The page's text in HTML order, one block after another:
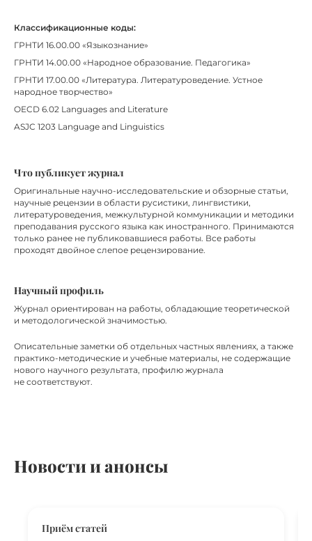
Классификационные коды:
ГРНТИ 16.00.00 «Языкознание»
ГРНТИ 14.00.00 «Народное образование. Педагогика»
ГРНТИ 17.00.00 «Литература. Литературоведение. Устное
народное творчество»
OECD 6.02 Languages and Literature
ASJC 1203 Language and Linguistics
Что публикует журнал
Оригинальные научно-исследовательские и обзорные статьи,
научные рецензии в области русистики, лингвистики,
литературоведения, межкультурной коммуникации и методики
преподавания русского языка как иностранного. Принимаются
только ранее не публиковавшиеся работы. Все работы
проходят двойное слепое рецензирование.
Научный профиль
Журнал ориентирован на работы, обладающие теоретической
и методологической значимостью.
Описательные заметки об отдельных частных явлениях, а также
практико-методические и учебные материалы, не содержащие
нового научного результата, профилю журнала
не соответствуют.
Новости и анонсы
Приём статей